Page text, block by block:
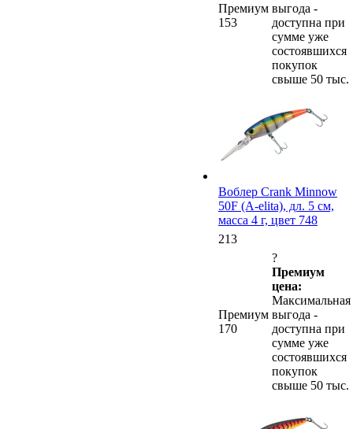
Премиум
153
выгода -
доступна при
сумме уже
состоявшихся
покупок
свыше 50 тыс.
Воблер Crank Minnow
50F (A-elita), дл. 5 см,
масса 4 г, цвет 748
213
Премиум
170
?
Премиум
цена:
Максимальная
выгода -
доступна при
сумме уже
состоявшихся
покупок
свыше 50 тыс.